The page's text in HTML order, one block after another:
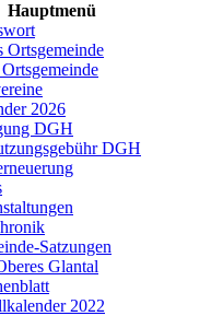
Hauptmenü
Ortsgemeinde
2026
DGH
DGH
Satzungen
Glantal
2022